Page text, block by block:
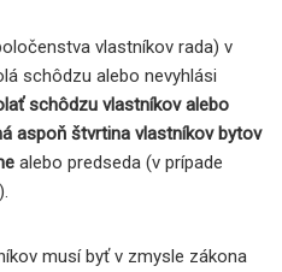
vlastníkov rada) v
schôdzu alebo nevyhlási
schôdzu vlastníkov alebo
aspoň štvrtina vlastníkov bytov
alebo predseda (v prípade
musí byť v zmysle zákona